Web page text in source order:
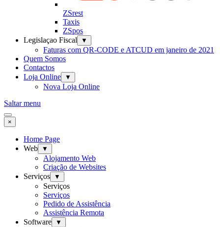
ZSrest
Taxis
ZSpos
Legislaçao Fiscal
▼
Faturas com QR-CODE e ATCUD em janeiro de 2021
Quem Somos
Contactos
Loja Online
▼
Nova Loja Online
Saltar menu
×
Home Page
Web
▼
Alojamento Web
Criação de Websites
Serviços
▼
Serviços
Serviços
Pedido de Assistência
Assistência Remota
Software
▼